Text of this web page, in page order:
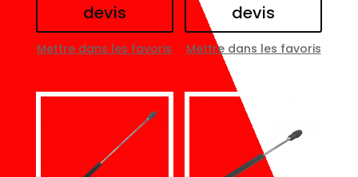
devis
Mettre dans les favoris
devis
Mettre dans les favoris